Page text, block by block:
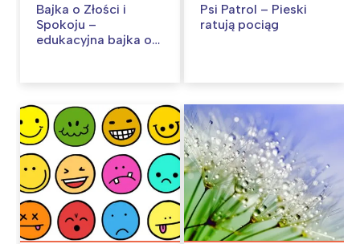
Bajka o Złości i
Spokoju –
edukacyjna bajka o
Psi Patrol – Pieski
ratują pociąg